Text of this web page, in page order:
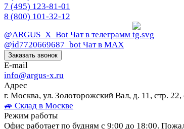
7 (495) 123-81-01
8 (800) 101-32-12
@ARGUS_X_Bot Чат в телеграмм
@id7720669687_bot Чат в МАХ
Заказать звонок
E-mail
info@argus-x.ru
Адрес
г. Москва, ул. Золоторожский Вал, д. 11, стр.
🚙 Склад в Москве
Режим работы
Офис работает по будням с 9:00 до 18:00.